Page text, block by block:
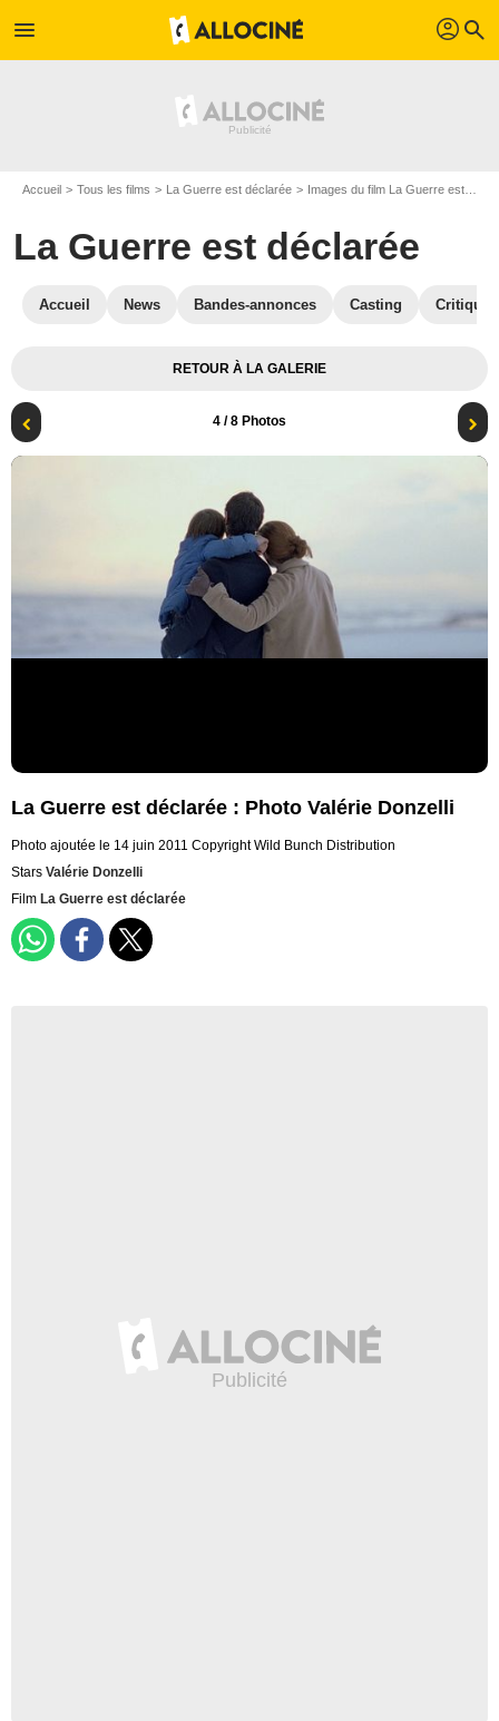
menu profil search
Accueil Tous les films La Guerre est déclarée Images du film La Guerre est déclarée
La Guerre est déclarée
Accueil News Bandes-annonces Casting
RETOUR À LA GALERIE
4 / 8 Photos
La Guerre est déclarée : Photo Valérie Donzelli
Photo ajoutée le 14 juin 2011 Copyright Wild Bunch Distribution
Stars Valérie Donzelli
Film La Guerre est déclarée